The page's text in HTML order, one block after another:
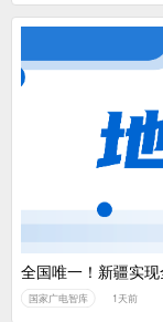
全国唯一！新疆实
国家广电智库 1天前